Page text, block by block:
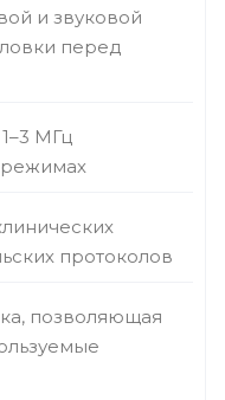
и звуковой
перед
МГц
режимах
протоколов
позволяющая